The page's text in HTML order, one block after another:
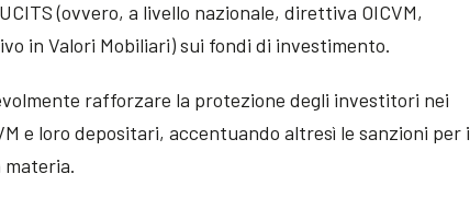
(ovvero, a livello nazionale, direttiva OICVM,
in Valori Mobiliari) sui fondi di investimento.
rafforzare la protezione degli investitori nei
e loro depositari, accentuando altresì le sanzioni per i
materia.